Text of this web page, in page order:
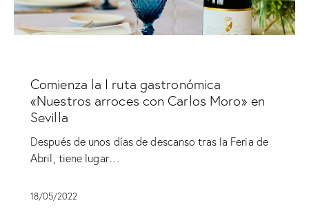
Comienza la I ruta gastronómica
«Nuestros arroces con Carlos Moro» en
Sevilla
Después de unos días de descanso tras la Feria de
Abril, tiene lugar…
18/05/2022